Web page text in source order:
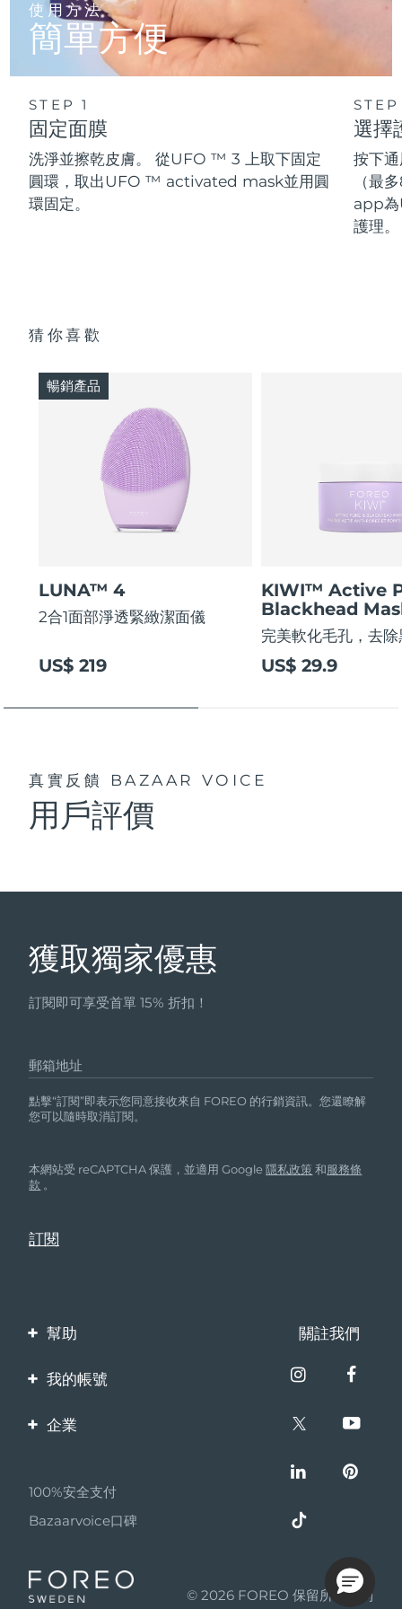
使用方法
簡單方便
STEP 1
固定面膜
洗淨並擦乾皮膚。 從UFO ™ 3 上取下固定
圓環，取出UFO ™ activated mask並用圓
環固定。
選擇
按下
（最
app
護理。
猜你喜歡
LUNA™ 4
2合1面部淨透緊緻潔面儀
US$ 219
暢銷產品
KIWI™ Active
Blackhead
完美軟化毛孔，去
US$ 29.9
真實反饋 BAZAAR VOICE
用戶評價
獲取獨家優惠
訂閱即可享受首單 15% 折扣！
郵箱地址
點擊“訂閱”即表示您同意接收來自 FOREO 的行銷資訊。您還瞭解
您可以隨時取消訂閱。
本網站受 reCAPTCHA 保護，並適用 Google隱私政策 和服務條
款 。
幫助
聯繫我們
保修與退換貨
關註我們
我的帳號
產品註冊
企業
夥伴計畫
聯盟新聞
成為合作夥伴
100%安全支付
Bazaarvoice口碑
© 2026 FOREO 保留所有權利